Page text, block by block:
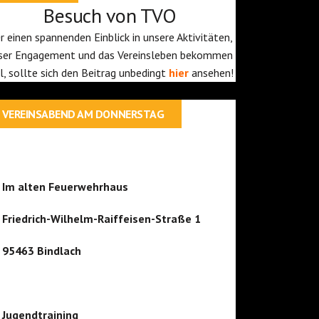
Besuch von TVO
einen spannenden Einblick in unsere Aktivitäten,
Engagement und das Vereinsleben bekommen
sollte sich den Beitrag unbedingt hier ansehen!
VEREINSABEND AM DONNERSTAG
Im alten Feuerwehrhaus
Friedrich-Wilhelm-Raiffeisen-Straße 1
95463 Bindlach
Jugendtraining